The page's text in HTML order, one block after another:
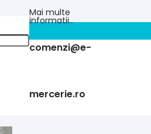
Mai multe
informatii…
comenzi@e-
mercerie.ro